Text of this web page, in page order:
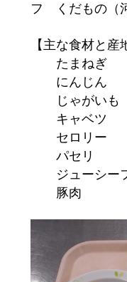
フ くだもの（
【主な食材と産
たまねぎ
にんじん
じゃがいも
キャベツ
セロリー
パセリ
ジューシー
豚肉 茨